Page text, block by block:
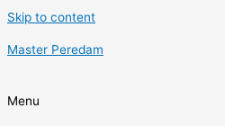
Skip to content
Master Peredam
Menu